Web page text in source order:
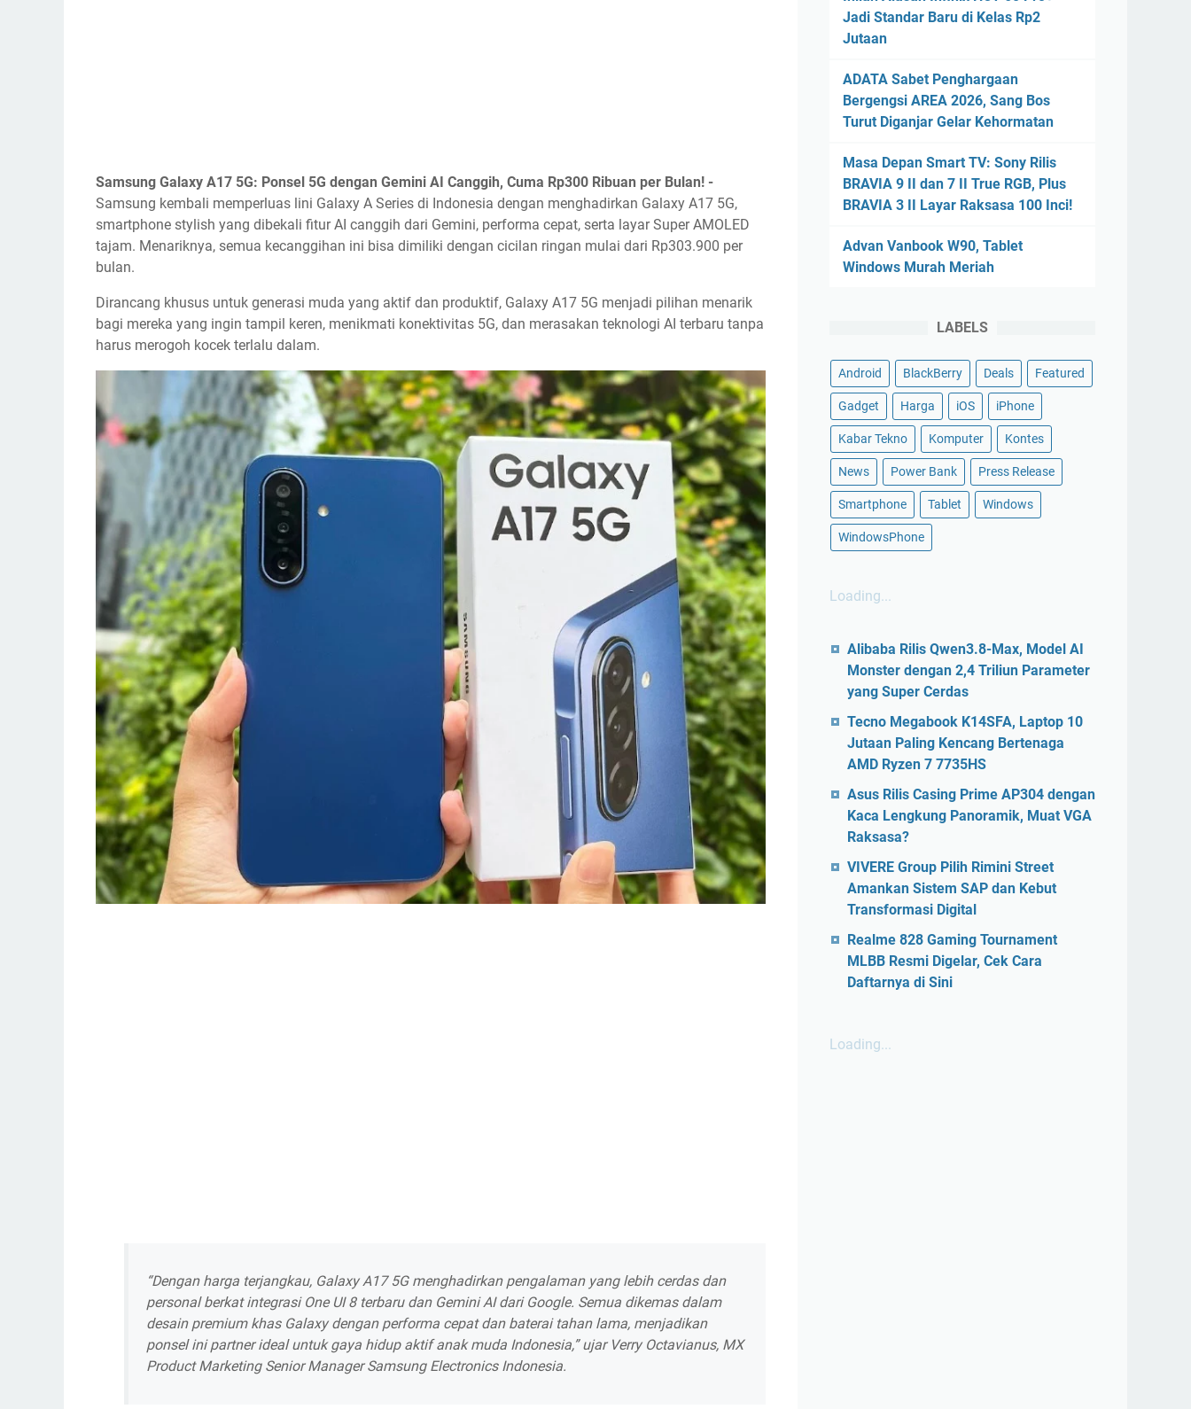
Samsung Galaxy A17 5G: Ponsel 5G dengan Gemini AI Canggih, Cuma Rp300 Ribuan per Bulan! -
Samsung kembali memperluas lini Galaxy A Series di Indonesia dengan menghadirkan Galaxy A17 5G,
smartphone stylish yang dibekali fitur AI canggih dari Gemini, performa cepat, serta layar Super AMOLED
tajam. Menariknya, semua kecanggihan ini bisa dimiliki dengan cicilan ringan mulai dari Rp303.900 per
bulan.
Dirancang khusus untuk generasi muda yang aktif dan produktif, Galaxy A17 5G menjadi pilihan menarik
bagi mereka yang ingin tampil keren, menikmati konektivitas 5G, dan merasakan teknologi AI terbaru tanpa
harus merogoh kocek terlalu dalam.
“Dengan harga terjangkau, Galaxy A17 5G menghadirkan pengalaman yang lebih cerdas dan
personal berkat integrasi One UI 8 terbaru dan Gemini AI dari Google. Semua dikemas dalam
desain premium khas Galaxy dengan performa cepat dan baterai tahan lama, menjadikan
ponsel ini partner ideal untuk gaya hidup aktif anak muda Indonesia,” ujar Verry Octavianus, MX
Product Marketing Senior Manager Samsung Electronics Indonesia.
Jadi Standar Baru di Kelas Rp2
Jutaan
ADATA Sabet Penghargaan
Bergengsi AREA 2026, Sang Bos
Turut Diganjar Gelar Kehormatan
Masa Depan Smart TV: Sony Rilis
BRAVIA 9 II dan 7 II True RGB, Plus
BRAVIA 3 II Layar Raksasa 100 Inci!
Advan Vanbook W90, Tablet
Windows Murah Meriah
LABELS
Android BlackBerry Deals Featured
Gadget Harga iOS iPhone
Kabar Tekno Komputer Kontes
News Power Bank Press Release
Smartphone Tablet Windows
WindowsPhone
Loading...
Alibaba Rilis Qwen3.8-Max, Model AI
Monster dengan 2,4 Triliun Parameter
yang Super Cerdas
Tecno Megabook K14SFA, Laptop 10
Jutaan Paling Kencang Bertenaga
AMD Ryzen 7 7735HS
Asus Rilis Casing Prime AP304 dengan
Kaca Lengkung Panoramik, Muat VGA
Raksasa?
VIVERE Group Pilih Rimini Street
Amankan Sistem SAP dan Kebut
Transformasi Digital
Realme 828 Gaming Tournament
MLBB Resmi Digelar, Cek Cara
Daftarnya di Sini
Loading...